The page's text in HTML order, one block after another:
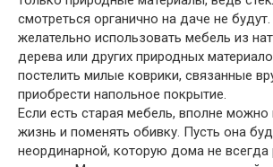
смотреться органично на даче не
желательно использовать мебель из
дерева или других природных
постелить милые коврики, связанные
приобрести напольное покрытие.
Если есть старая мебель, вполне можно
жизнь и поменять обивку. Пусть она
неординарной, которую дома не